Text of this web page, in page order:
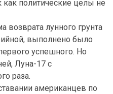
как политические целы не
возврата лунного грунта
выполнено было
успешного. Но
Луна-17 с
раза.
американцев по